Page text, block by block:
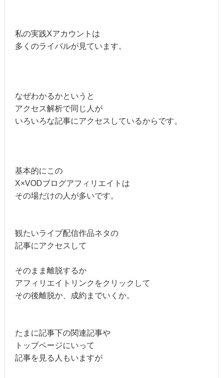
私の実践Xアカウントは
多くのライバルが見ています。
なぜわかるかというと
アクセス解析で同じ人が
いろいろな記事にアクセスしているからです。
基本的にこの
X×VODブログアフィリエイトは
その場だけの人が多いです。
観たいライブ配信作品ネタの
記事にアクセスして
そのまま離脱するか
アフィリエイトリンクをクリックして
その後離脱か、成約までいくか。
たまに記事下の関連記事や
トップページにいって
記事を見る人もいますが